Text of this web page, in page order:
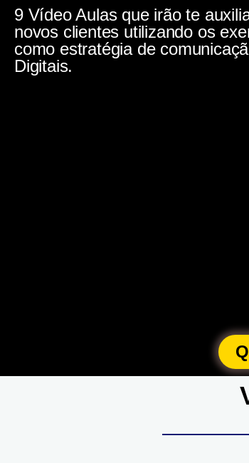
9 Vídeo Aulas que irão te
novos clientes utilizando os
como estratégia de
Digitais.